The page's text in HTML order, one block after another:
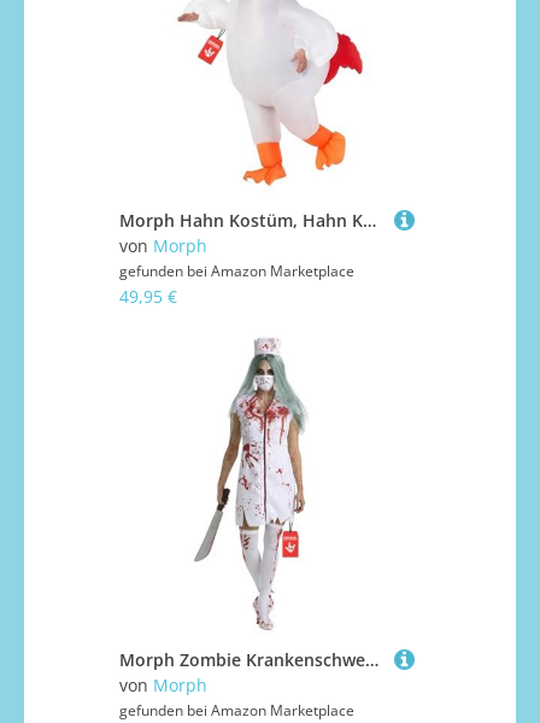
Morph Hahn Kostüm, Hahn Kostüm Erwachsene, Huhn Kostüm Erwachsene, aufblasbares Kostüm Hahn, Hühner Kostüm Erwachsene, Chicken Kostüm, Kostüm Herren Aufblasbar, Hühnerkostüm
von Morph
gefunden bei Amazon Marketplace
49,95 €
Morph Zombie Krankenschwester Kostüm, Zombie Kostüm Damen, Krankenschwester Kostum Halloween, Halloween Kostum, Horror Kostüme Damen, Karneval Kostüme Frauen, Fasching, L
von Morph
gefunden bei Amazon Marketplace